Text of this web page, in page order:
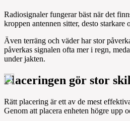
Radiosignaler fungerar bäst när det
kroppen antennen sitter, desto starkare
Även terräng och väder har stor
påverkas signalen ofta mer i regn,
under jakten.
Placeringen gör stor
Rätt placering är ett av de mest
Genom att placera enheten högre upp